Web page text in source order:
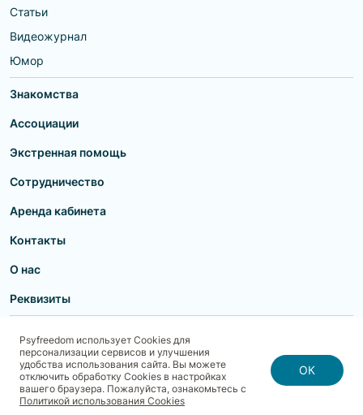
Статьи
Видеожурнал
Юмор
Знакомства
Ассоциации
Экстренная помощь
Сотрудничество
Аренда кабинета
Контакты
О нас
Реквизиты
Пользовательское соглашениеПолитика конфиденциальности
Договор-оферта для партнеров и образовательных учреждений
Договор-оферта для специалистов
Карта сайта
Согласие на обработку, хранение и передачу персональных данных
РеквизитыПолитика использования cookies
Договор-оферта с КлиентомПолитика безопасности платежей
Psyfreedom использует Cookies для
персонализации сервисов и улучшения
удобства использования сайта. Вы можете
отключить обработку Cookies в настройках
вашего браузера. Пожалуйста, ознакомьтесь с
Политикой использования Cookies
ОК